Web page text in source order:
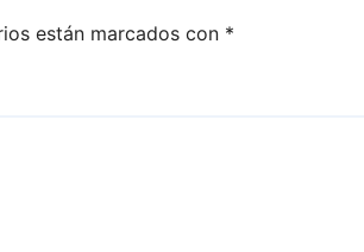
están marcados con *